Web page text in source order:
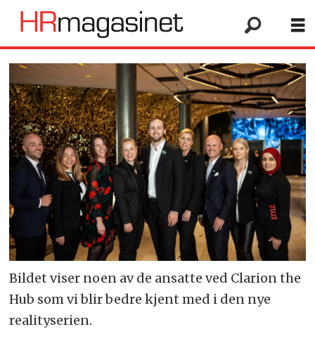
Bildet viser noen av de ansatte ved Clarion the
Hub som vi blir bedre kjent med i den nye
realityserien.